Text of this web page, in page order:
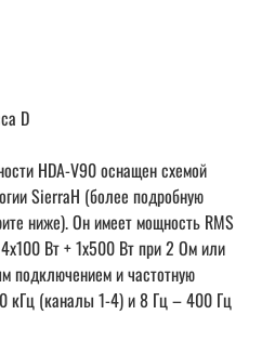
D
HDA-V90 оснащен схемой
SierraH (более подробную
ниже). Он имеет мощность RMS
Вт + 1x500 Вт при 2 Ом или
подключением и частотную
кГц (каналы 1-4) и 8 Гц – 400 Гц